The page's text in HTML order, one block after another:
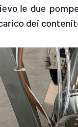
le due
dei